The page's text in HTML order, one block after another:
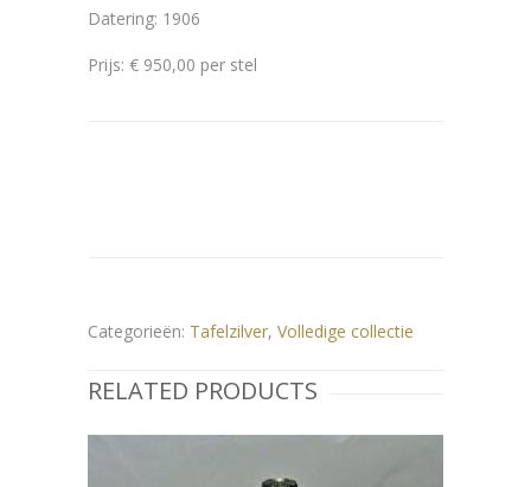
Datering: 1906
Prijs: € 950,00 per stel
Categorieën: Tafelzilver, Volledige collectie
RELATED PRODUCTS